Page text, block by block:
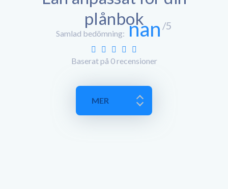
plånbok
Samlad bedömning: nan /5
Baserat på 0recensioner
MER